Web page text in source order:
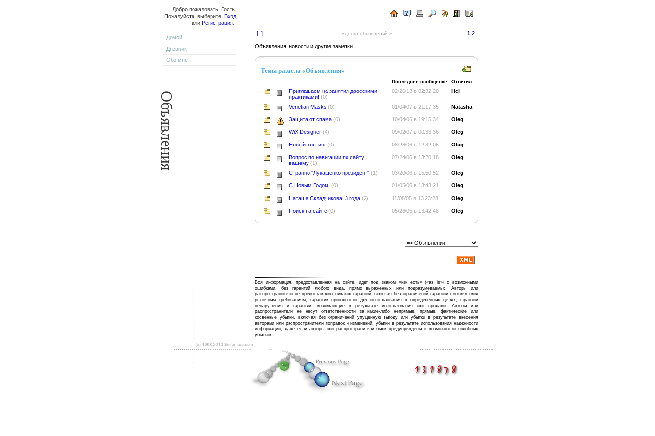
Добро пожаловать, Гость.
Пожалуйста, выберите: Вход
или Регистрация.
Домой
Дневник
Обо мне
Объявления
[..] «Доска объявлений » 1 2
Объявления, новости и другие заметки.
Темы раздела «Объявления»
Последнее сообщение Ответил
Приглашаем на занятия даосскими
практиками! (0)
02/26/13 в 02:32:20 Hei
Venetian Masks (0) 01/04/07 в 21:17:35 Natasha
Защита от спама (0) 10/04/06 в 19:15:34 Oleg
WiX Designer (4) 09/02/07 в 00:33:36 Oleg
Новый хостинг (0) 08/28/06 в 12:32:05 Oleg
Вопрос по навигации по сайту
вашему (1)
07/24/06 в 13:20:18 Oleg
Странно "Лукашенко президент" (1) 03/20/06 в 15:50:52 Oleg
С Новым Годом! (0) 01/05/06 в 13:43:21 Oleg
Наташа Складчикова, 3 года (2) 11/08/05 в 13:23:28 Oleg
Поиск на сайте (0) 05/26/05 в 13:42:48 Oleg
Вся информация, предоставленная на сайте, идет под знаком «как есть» («as is») с возможными
ошибками, без гарантий любого вида, прямо выраженных или подразумеваемых. Авторы или
распространители не предоставляют никаких гарантий, включая без ограничений гарантии соответствия
рыночным требованиям, гарантии пригодности для использования в определенных целях, гарантии
ненарушения и гарантии, возникающие в результате использования или продажи. Авторы или
распространители не несут ответственности за какие-либо непрямые, прямые, фактические или
косвенные убытки, включая без ограничений упущенную выгоду или убытки в результате внесения
авторами или распространители поправок и изменений, убытки в результате использования надежности
информации, даже если авторы или распространители были предупреждены о возможности подобных
убытков.